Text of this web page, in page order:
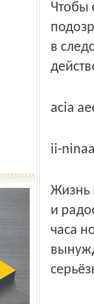
Чтобы
в
acia
ii-
Жизнь
и
часа